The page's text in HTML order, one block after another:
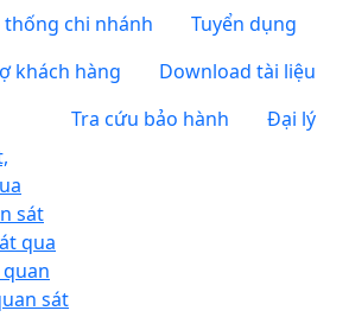
thống chi nhánh
Tuyển dụng
khách hàng
Download tài liệu
Tra cứu bảo hành
Đại lý